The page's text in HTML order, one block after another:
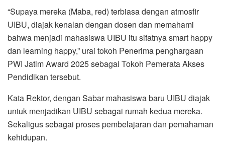
“Supaya mereka (Maba, red) terbiasa dengan atmosfir
UIBU, diajak kenalan dengan dosen dan memahami
bahwa menjadi mahasiswa UIBU itu sifatnya smart happy
dan learning happy,” urai tokoh Penerima penghargaan
PWI Jatim Award 2025 sebagai Tokoh Pemerata Akses
Pendidikan tersebut.
Kata Rektor, dengan Sabar mahasiswa baru UIBU diajak
untuk menjadikan UIBU sebagai rumah kedua mereka.
Sekaligus sebagai proses pembelajaran dan pemahaman
kehidupan.